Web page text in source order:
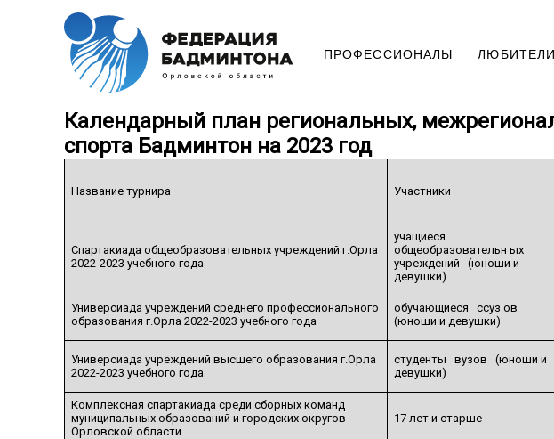
ПРОФЕССИОНАЛЫ ЛЮБИТЕЛИ
Календарный план региональных,
спорта Бадминтон на 2023 год
Название турнира Участники
Спартакиада общеобразовательных учреждений г.Орла
2022-2023 учебного года
учащиеся
общеобразовательн ых
учреждений (юноши и
девушки)
Универсиада учреждений среднего профессионального
образования г.Орла 2022-2023 учебного года
обучающиеся ссуз ов
(юноши и девушки)
Универсиада учреждений высшего образования г.Орла
2022-2023 учебного года
студенты вузов (юноши и
девушки)
Комплексная спартакиада среди сборных команд
муниципальных образований и городских округов
Орловской области
17 лет и старше